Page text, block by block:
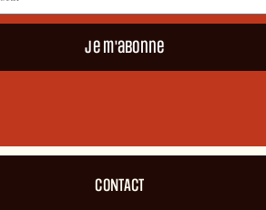
Je m'abonne
CONTACT